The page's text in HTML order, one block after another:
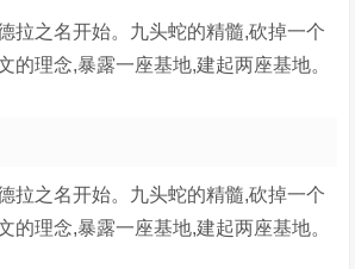
拉之名开始。九头蛇的精髓,砍掉一个
的理念,暴露一座基地,建起两座基地。
拉之名开始。九头蛇的精髓,砍掉一个
的理念,暴露一座基地,建起两座基地。